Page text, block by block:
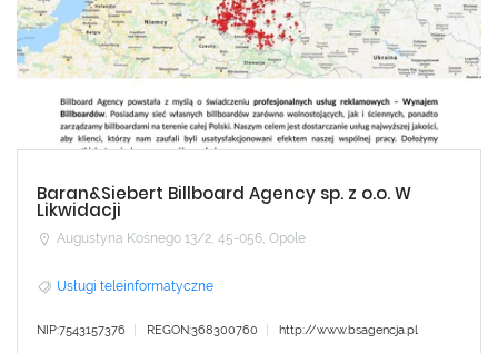
Baran&Siebert Billboard Agency sp. z o.o. W
Likwidacji
Augustyna Kośnego 13/2, 45-056, Opole
Usługi teleinformatyczne
NIP:7543157376 REGON:368300760 http://www.bsagencja.pl